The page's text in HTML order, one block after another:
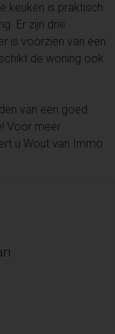
keuken is praktisch
Er zijn drie
is voorzien van een
de woning ook
van een goed
Voor meer
u Wout van Immo